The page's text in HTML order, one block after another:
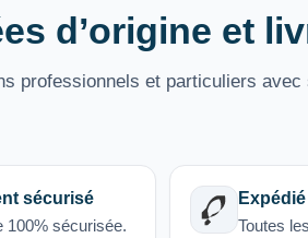
d’origine et
professionnels et particuliers
sécurisé
100% sécurisée.
Toutes